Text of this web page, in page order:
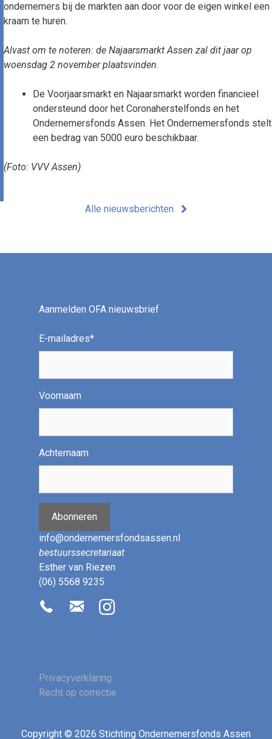
ondernemers bij de markten aan door voor de eigen winkel een
kraam te huren.
Alvast om te noteren: de Najaarsmarkt Assen zal dit jaar op
woensdag 2 november plaatsvinden.
De Voorjaarsmarkt en Najaarsmarkt worden financieel
ondersteund door het Coronaherstelfonds en het
Ondernemersfonds Assen. Het Ondernemersfonds stelt
een bedrag van 5000 euro beschikbaar.
(Foto: VVV Assen)
Alle nieuwsberichten
Aanmelden OFA nieuwsbrief
E-mailadres*
Voornaam
Achternaam
Abonneren
info@ondernemersfondsassen.nl
bestuurssecretariaat
Esther van Riezen
(06) 5568 9235
Privacyverklaring
Recht op correctie
Copyright © 2026 Stichting Ondernemersfonds Assen